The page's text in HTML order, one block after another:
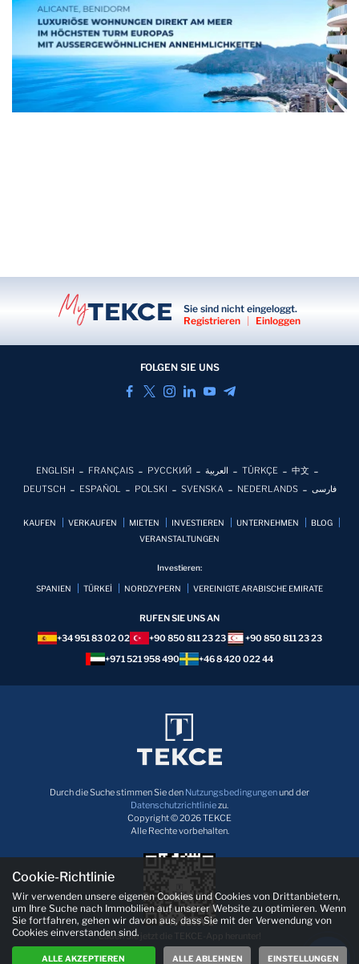
Sie sind nicht eingeloggt.
Registrieren | Einloggen
FOLGEN SIE UNS
ENGLISH FRANÇAIS РУССКИЙ العربية TÜRKÇE
中文
DEUTSCH
ESPAÑOL POLSKI SVENSKA NEDERLANDS فارسی
KAUFEN VERKAUFEN MIETEN INVESTIEREN UNTERNEHMEN
BLOG
VERANSTALTUNGEN
Investieren:
SPANIEN TÜRKEİ NORDZYPERN VEREINIGTE ARABISCHE EMIRATE
RUFEN SIE UNS AN
+34 951 83 02 02
+90 850 811 23 23
+90 850 811 23 23
+971 521 958 490
+46 8 420 022 44
Durch die Suche stimmen Sie den Nutzungsbedingungenund der
Datenschutzrichtliniezu.
Copyright © 2026 TEKCE
Alle Rechte vorbehalten.
Laden Sie jetzt die TEKCE-App herunter!
Cookie-Richtlinie
Wir verwenden unsere eigenen Cookies und Cookies von Drittanbietern,
um Ihre Suche nach Immobilien auf unserer Website zu optimieren. Wenn
Sie fortfahren, gehen wir davon aus, dass Sie mit der Verwendung von
Cookies einverstanden sind.
ALLE AKZEPTIEREN ALLE ABLEHNEN EINSTELLUNGEN